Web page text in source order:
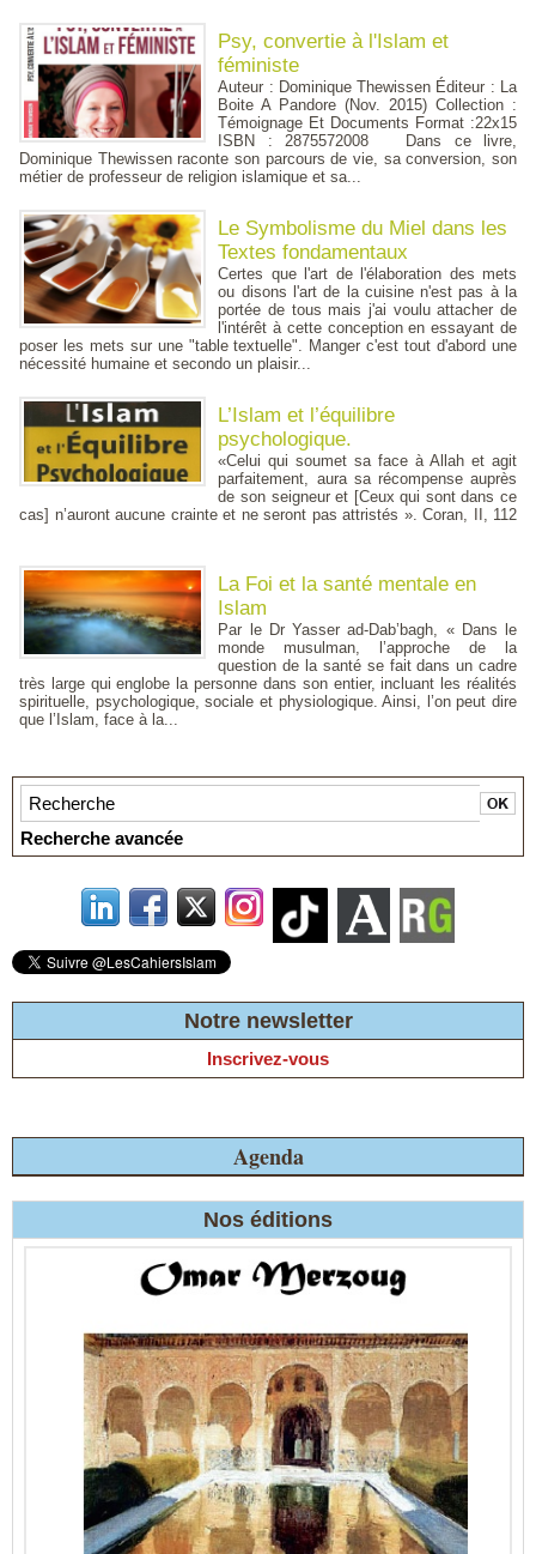
Psy, convertie à l'Islam et
féministe
Auteur : Dominique Thewissen Éditeur : La
Boite A Pandore (Nov. 2015) Collection :
Témoignage Et Documents Format :22x15
ISBN : 2875572008 Dans ce livre,
Dominique Thewissen raconte son parcours de vie, sa conversion, son
métier de professeur de religion islamique et sa...
Le Symbolisme du Miel dans les
Textes fondamentaux
Certes que l'art de l'élaboration des mets
ou disons l'art de la cuisine n'est pas à la
portée de tous mais j'ai voulu attacher de
l'intérêt à cette conception en essayant de
poser les mets sur une "table textuelle". Manger c'est tout d'abord une
nécessité humaine et secondo un plaisir...
L’Islam et l’équilibre
psychologique.
«Celui qui soumet sa face à Allah et agit
parfaitement, aura sa récompense auprès
de son seigneur et [Ceux qui sont dans ce
cas] n’auront aucune crainte et ne seront pas attristés ». Coran, II, 112
La Foi et la santé mentale en
Islam
Par le Dr Yasser ad-Dab’bagh, « Dans le
monde musulman, l’approche de la
question de la santé se fait dans un cadre
très large qui englobe la personne dans son entier, incluant les réalités
spirituelle, psychologique, sociale et physiologique. Ainsi, l’on peut dire
que l’Islam, face à la...
Recherche avancée
Notre newsletter
Inscrivez-vous
Agenda
Nos éditions